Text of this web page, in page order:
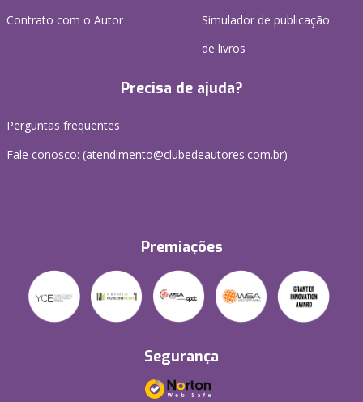
Contrato com o Autor
Simulador de publicação
de livros
Precisa de ajuda?
Perguntas frequentes
Fale conosco: (atendimento@clubedeautores.com.br)
Premiações
Segurança